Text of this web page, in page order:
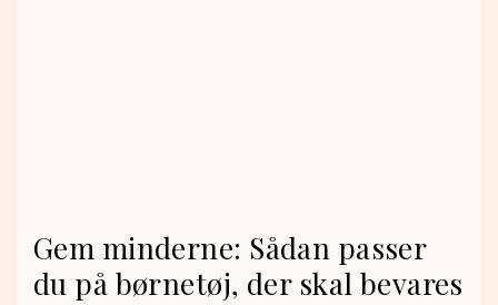
Gem minderne: Sådan passer
du på børnetøj, der skal bevares